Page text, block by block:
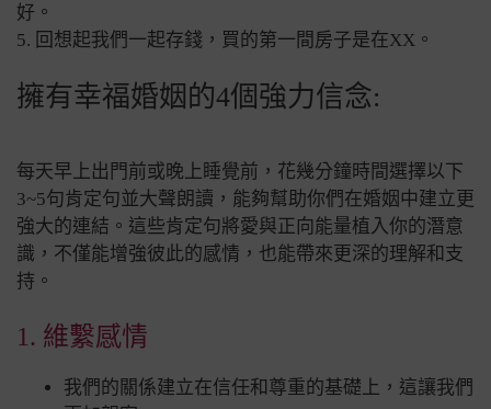
好。
5. 回想起我們一起存錢，買的第一間房子是在XX。
擁有幸福婚姻的4個強力信念:
每天早上出門前或晚上睡覺前，花幾分鐘時間選擇以下
3~5句肯定句並大聲朗讀，能夠幫助你們在婚姻中建立更
強大的連結。這些肯定句將愛與正向能量植入你的潛意
識，不僅能增強彼此的感情，也能帶來更深的理解和支
持。
1. 維繫感情
我們的關係建立在信任和尊重的基礎上，這讓我們